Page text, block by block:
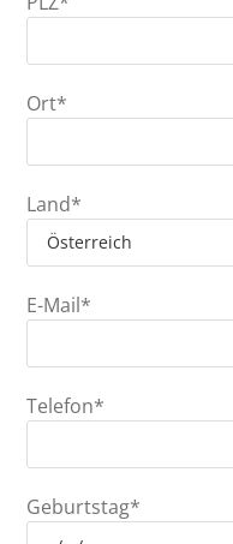
Ort*
Land*
E-Mail*
Telefon*
Geburtstag*